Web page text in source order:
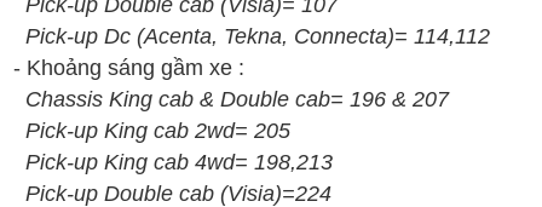
Pick-up Double cab (Visia)= 107
Pick-up Dc (Acenta, Tekna, Connecta)= 114,112
- Khoảng sáng gầm xe :
Chassis King cab & Double cab= 196 & 207
Pick-up King cab 2wd= 205
Pick-up King cab 4wd= 198,213
Pick-up Double cab (Visia)=224